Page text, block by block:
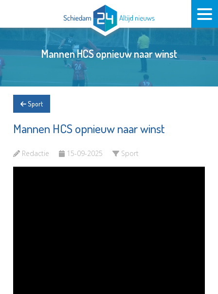
Mannen HCS opnieuw naar winst
Sport
Mannen HCS opnieuw naar winst
Redactie 15-09-2025 Sport